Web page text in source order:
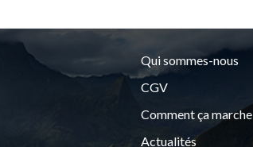
Qui sommes-nous
CGV
Comment ça marche
Actualités